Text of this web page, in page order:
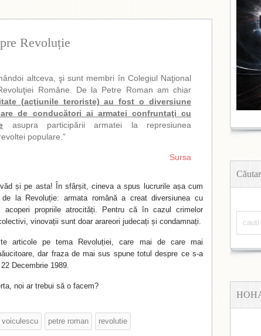
Revoluție
altceva, şi sunt membri în Colegiul Naţional
Române. De la Petre Roman am chiar
(acţiunile teroriste) au fost o diversiune
de conducători ai armatei confruntaţi cu
asupra participării armatei la represiunea
populare.”
Sursa
și pe asta! În sfârșit, cineva a spus lucrurile așa cum
la Revoluție: armata română a creat diversiunea cu
acoperi propriile atrocități. Pentru că în cazul crimelor
vinovații sunt doar arareori judecați și condamnați.
articole pe tema Revoluției, care mai de care mai
dar fraza de mai sus spune totul despre ce s-a
Decembrie 1989.
noi ar trebui să o facem?
petre roman revolutie